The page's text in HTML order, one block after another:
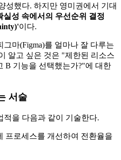
성했다. 하지만 영미권에서 기대
실성 속에서의 우선순위 결정
이다.
마(Figma)를 얼마나 잘 다루는
알고 싶은 것은 "제한된 리소스
B 기능을 선택했는가?"에 대한
서술
적을 다음과 같이 기술한다.
프로세스를 개선하여 전환율을